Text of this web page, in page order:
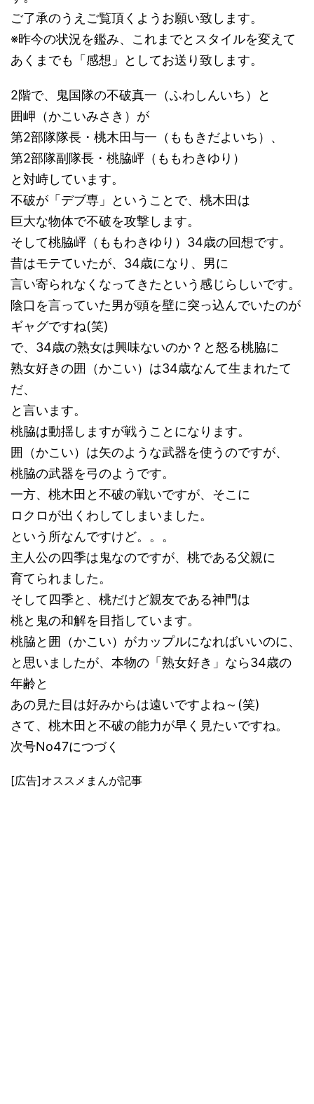
ご了承のうえご覧頂くようお願い致します。
※昨今の状況を鑑み、これまでとスタイルを変えて
あくまでも「感想」としてお送り致します。
2階で、鬼国隊の不破真一（ふわしんいち）と
囲岬（かこいみさき）が
第2部隊隊長・桃木田与一（ももきだよいち）、
第2部隊副隊長・桃脇岼（ももわきゆり）
と対峙しています。
不破が「デブ専」ということで、桃木田は
巨大な物体で不破を攻撃します。
そして桃脇岼（ももわきゆり）34歳の回想です。
昔はモテていたが、34歳になり、男に
言い寄られなくなってきたという感じらしいです。
陰口を言っていた男が頭を壁に突っ込んでいたのが
ギャグですね(笑)
で、34歳の熟女は興味ないのか？と怒る桃脇に
熟女好きの囲（かこい）は34歳なんて生まれたて
だ、
と言います。
桃脇は動揺しますが戦うことになります。
囲（かこい）は矢のような武器を使うのですが、
桃脇の武器を弓のようです。
一方、桃木田と不破の戦いですが、そこに
ロクロが出くわしてしまいました。
という所なんですけど。。。
主人公の四季は鬼なのですが、桃である父親に
育てられました。
そして四季と、桃だけど親友である神門は
桃と鬼の和解を目指しています。
桃脇と囲（かこい）がカップルになればいいのに、
と思いましたが、本物の「熟女好き」なら34歳の
年齢と
あの見た目は好みからは遠いですよね～(笑)
さて、桃木田と不破の能力が早く見たいですね。
次号No47につづく
[広告]オススメまんが記事